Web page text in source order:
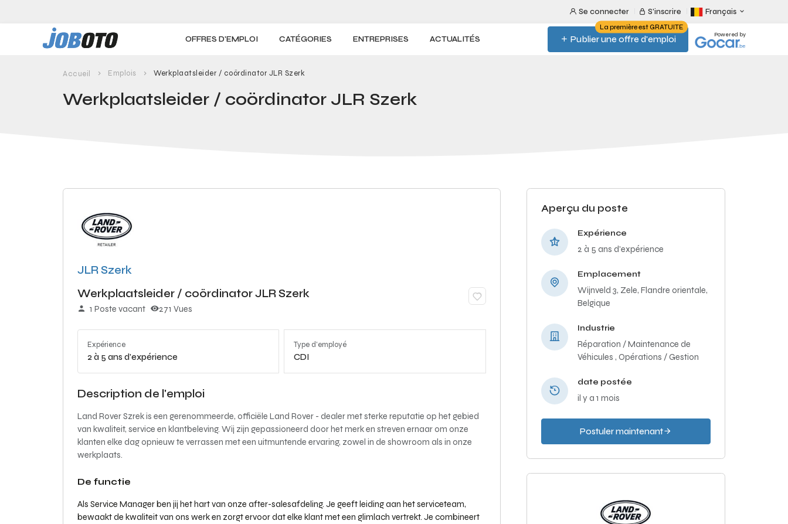
Se connecter S'inscrire Français
OFFRES D'EMPLOI CATÉGORIES ENTREPRISES ACTUALITÉS Publier une offre d'emploi
La première est GRATUITE
Powered by
Accueil Emplois Werkplaatsleider / coördinator JLR Szerk
Werkplaatsleider / coördinator JLR Szerk
JLR Szerk
Werkplaatsleider / coördinator JLR Szerk
1 Poste vacant 271 Vues
Expérience
2 à 5 ans d'expérience
Type d'employé
CDI
Description de l'emploi
Land Rover Szrek is een gerenommeerde, officiële Land Rover - dealer met sterke reputatie op het gebied
van kwaliteit, service en klantbeleving. Wij zijn gepassioneerd door het merk en streven ernaar om onze
klanten elke dag opnieuw te verrassen met een uitmuntende ervaring, zowel in de showroom als in onze
werkplaats.
De functie
Als Service Manager ben jij het hart van onze after-salesafdeling. Je geeft leiding aan het serviceteam,
bewaakt de kwaliteit van ons werk en zorgt ervoor dat elke klant met een glimlach vertrekt. Je combineert
Aperçu du poste
Expérience
2 à 5 ans d'expérience
Emplacement
Wijnveld 3, Zele, Flandre orientale,
Belgique
Industrie
Réparation / Maintenance de
Véhicules , Opérations / Gestion
date postée
il y a 1 mois
Postuler maintenant